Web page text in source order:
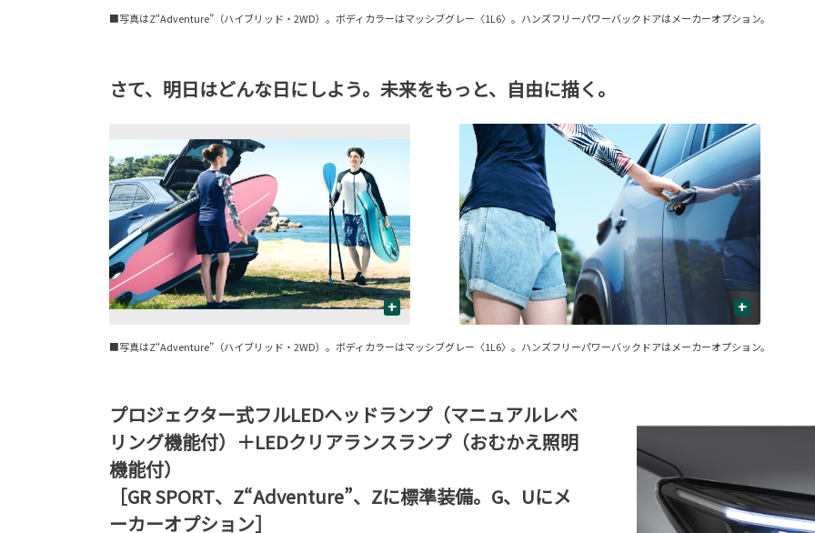
■写真はZ“Adventure”（ハイブリッド・2WD）。ボディカラーはマッシブグレー〈1L6〉。ハンズフリーパワーバックドアはメーカーオプション。
さて、明日はどんな日にしよう。未来をもっと、自由に描く。
+ +
■写真はZ“Adventure”（ハイブリッド・2WD）。ボディカラーはマッシブグレー〈1L6〉。ハンズフリーパワーバックドアはメーカーオプション。
プロジェクター式フルLEDヘッドランプ（マニュアルレベ
リング機能付）＋LEDクリアランスランプ（おむかえ照明
機能付）
［GR SPORT、Z“Adventure”、Zに標準装備。G、Uにメ
ーカーオプション］